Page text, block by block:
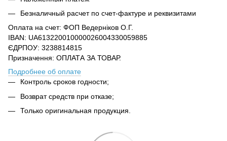
Безналичный расчет по счет-фактуре и реквизитами
Оплата на счет: ФОП Ведерніков О.Г.
IBAN: UA613220010000026004330059885
ЄДРПОУ: 3238814815
Призначення: ОПЛАТА ЗА ТОВАР.
Подробнее об оплате
Контроль сроков годности;
Возврат средств при отказе;
Только оригинальная продукция.